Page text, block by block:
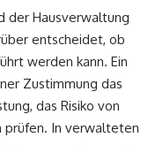
der Hausverwaltung
entscheidet, ob
werden kann. Ein
Zustimmung das
das Risiko von
prüfen. In verwalteten